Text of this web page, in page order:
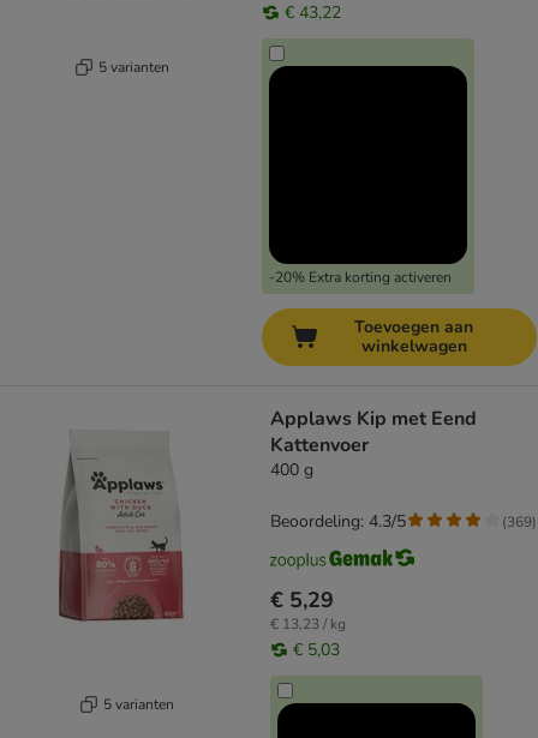
5 varianten
€ 43,22
-20% Extra korting activeren
Toevoegen aan
winkelwagen
5 varianten
Applaws Kip met Eend
Kattenvoer
400 g
€ 5,29
€ 13,23 / kg
€ 5,03
Beoordeling: 4.3/5 (369)